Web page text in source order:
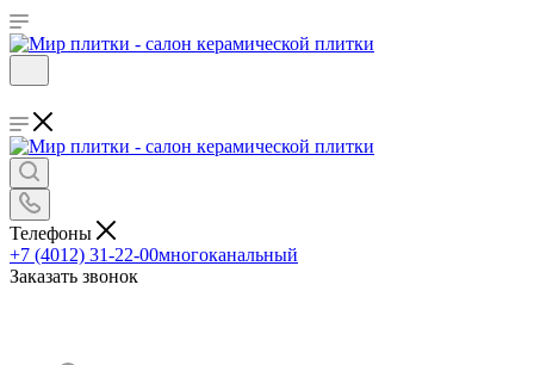
Телефоны
+7 (4012) 31-22-00многоканальный
Заказать звонок